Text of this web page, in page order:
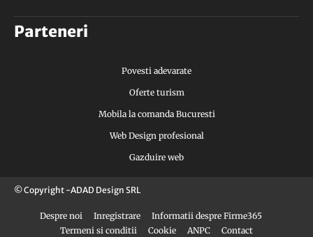
Parteneri
Povesti adevarate
Oferte turism
Mobila la comanda Bucuresti
Web Design profesional
Gazduire web
© Copyright -ADAD Design SRL
Despre noi Inregistrare
Informatii despre Firme365
Termeni si conditii
Cookie ANPC Contact